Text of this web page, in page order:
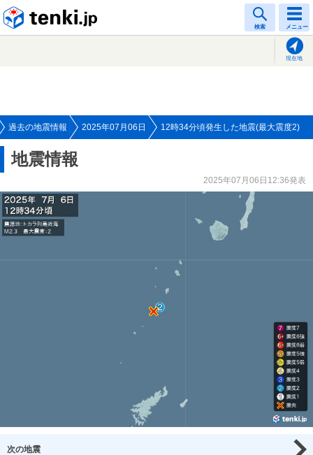
検索 メニュー
現在地
過去の地震情報 2025年07月06日 12時34分頃発生した地震(最大震度2)
地震情報
2025年07月06日12:36発表
次の地震